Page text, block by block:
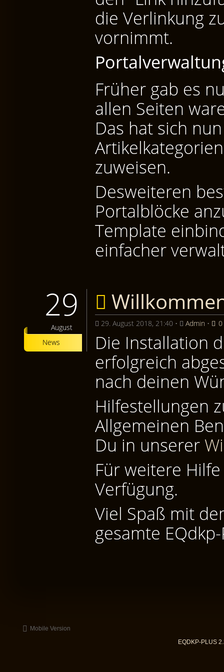
die Verlinkung
vornimmt.
Früher gab es
allen Seiten
Das hat sich
zuweisen.
Desweiteren
Portalblöcke
Template
einfacher
29
August
News
29. August 2018, 21:40 • Admin • 0
Die Installation
erfolgreich
nach deinen
Hilfestellungen
Allgemeinen
Du in unserer
Für weitere
Verfügung.
Viel Spaß mit
gesamte
Mobile Version
EQDKP-PLUS